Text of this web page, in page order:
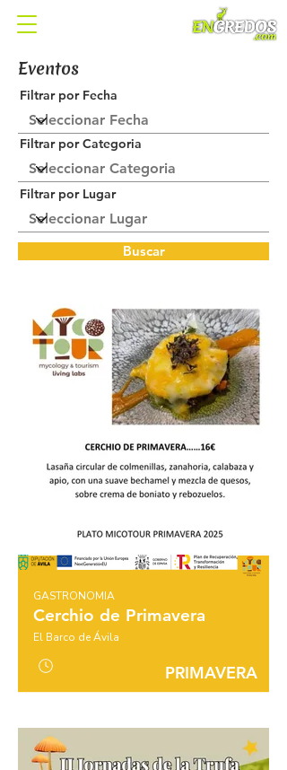
Eventos
Filtrar por Fecha
Filtrar por Categoria
Filtrar por Lugar
Buscar
GASTRONOMIA
Cerchio de Primavera
El Barco de Ávila
PRIMAVERA